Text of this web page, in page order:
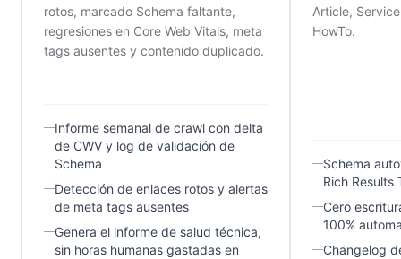
rotos, marcado Schema faltante,
regresiones en Core Web Vitals, meta
tags ausentes y contenido duplicado.
Informe semanal de crawl con delta
de CWV y log de validación de
Schema
Detección de enlaces rotos y alertas
de meta tags ausentes
Genera el informe de salud técnica,
sin horas humanas gastadas en
Article,
HowTo.
Schema
Rich Results
Cero
100%
Changelog